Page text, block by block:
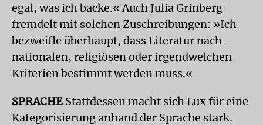
egal, was ich backe.« Auch Julia Grinberg
fremdelt mit solchen Zuschreibungen: »Ich
bezweifle überhaupt, dass Literatur nach
nationalen, religiösen oder irgendwelchen
Kriterien bestimmt werden muss.«
SPRACHE Stattdessen macht sich Lux für eine
Kategorisierung anhand der Sprache stark.